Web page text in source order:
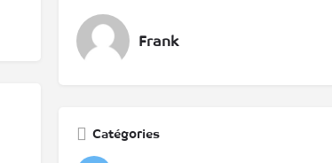
Frank
Catégories